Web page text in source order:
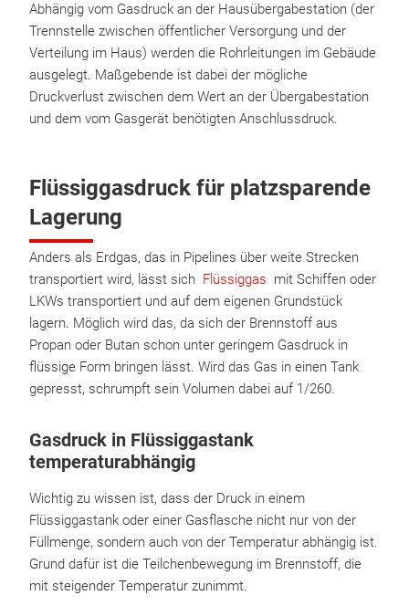
Abhängig vom Gasdruck an der Hausübergabestation (der
Trennstelle zwischen öffentlicher Versorgung und der
Verteilung im Haus) werden die Rohrleitungen im Gebäude
ausgelegt. Maßgebende ist dabei der mögliche
Druckverlust zwischen dem Wert an der Übergabestation
und dem vom Gasgerät benötigten Anschlussdruck.
Flüssiggasdruck für platzsparende
Lagerung
Anders als Erdgas, das in Pipelines über weite Strecken
transportiert wird, lässt sich Flüssiggas mit Schiffen oder
LKWs transportiert und auf dem eigenen Grundstück
lagern. Möglich wird das, da sich der Brennstoff aus
Propan oder Butan schon unter geringem Gasdruck in
flüssige Form bringen lässt. Wird das Gas in einen Tank
gepresst, schrumpft sein Volumen dabei auf 1/260.
Gasdruck in Flüssiggastank
temperaturabhängig
Wichtig zu wissen ist, dass der Druck in einem
Flüssiggastank oder einer Gasflasche nicht nur von der
Füllmenge, sondern auch von der Temperatur abhängig ist.
Grund dafür ist die Teilchenbewegung im Brennstoff, die
mit steigender Temperatur zunimmt.